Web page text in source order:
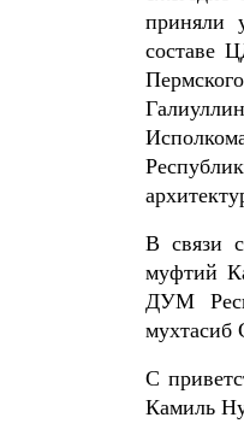
приняли
составе
В связи
муфтий
ДУМ
мухтасиб
С
Камиль